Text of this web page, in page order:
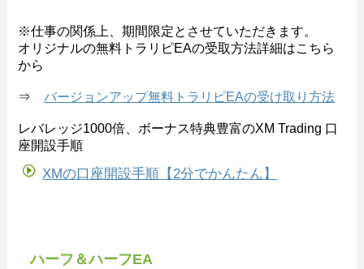
※仕事の関係上、期間限定とさせていただきます。
オリジナルの無料トラリピEAの受取方法詳細はこちら
から
⇒バージョンアップ無料トラリピEAの受け取り方法
レバレッジ1000倍、ボーナス特典豊富のXM Trading 口
座開設手順
XMの口座開設手順【2分でかんたん】
ハーフ＆ハーフEA